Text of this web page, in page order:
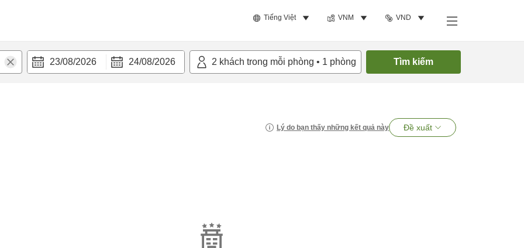
Tiếng Việt VNM VND
23/08/2026 24/08/2026 2 khách trong mỗi phòng • 1 phòng Tìm kiếm
Lý do bạn thấy những kết quả này Đề xuất